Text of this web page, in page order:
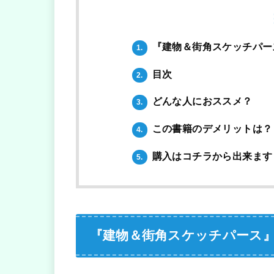
1. 『建物＆街角スケッチパ
2. 目次
3. どんな人におススメ？
4. この書籍のデメリットは？
5. 購入はコチラから出来ます
『建物＆街角スケッチパース